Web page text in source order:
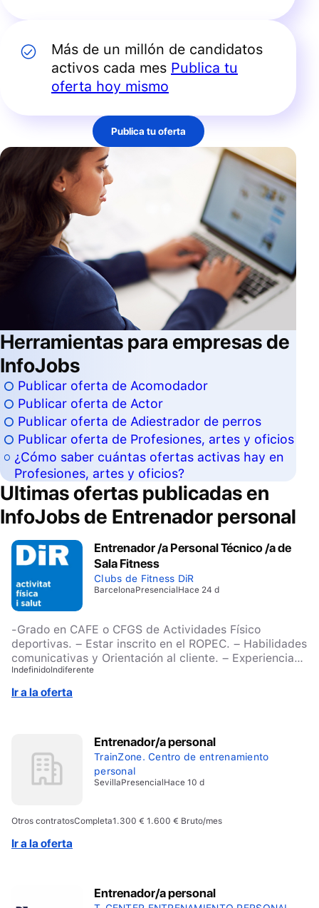
Más de un millón de candidatos
activos cada mes Publica tu
oferta hoy mismo
Publica tu oferta
Herramientas para empresas de
InfoJobs
Publicar oferta de Acomodador
Publicar oferta de Actor
Publicar oferta de Adiestrador de perros
Publicar oferta de Profesiones, artes y oficios
¿Cómo saber cuántas ofertas activas hay en
Profesiones, artes y oficios?
Ultimas ofertas publicadas en
InfoJobs de Entrenador personal
Entrenador /a Personal Técnico /a de
Sala Fitness
Clubs de Fitness DiR
BarcelonaPresencialHace 24 d
-Grado en CAFE o CFGS de Actividades Físico
deportivas. – Estar inscrito en el ROPEC. – Habilidades
comunicativas y Orientación al cliente. – Experiencia
de más de 1 año realizando entrenamientos personales
IndefinidoIndiferente
Ir a la oferta
Entrenador/a personal
TrainZone. Centro de entrenamiento
personal
SevillaPresencialHace 10 d
Otros contratosCompleta1.300 € 1.600 € Bruto/mes
Ir a la oferta
Entrenador/a personal